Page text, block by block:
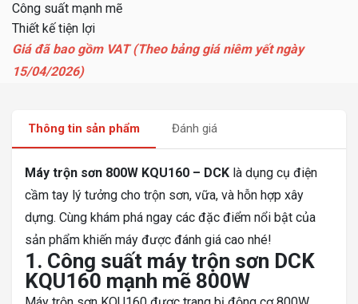
Công suất mạnh mẽ
Thiết kế tiện lợi
Giá đã bao gồm VAT (Theo bảng giá niêm yết ngày
15/04/2026)
Thông tin sản phẩm Đánh giá
Máy trộn sơn 800W KQU160 – DCK là dụng cụ điện
cầm tay lý tưởng cho trộn sơn, vữa, và hỗn hợp xây
dựng. Cùng khám phá ngay các đặc điểm nổi bật của
sản phẩm khiến máy được đánh giá cao nhé!
1. Công suất máy trộn sơn DCK
KQU160 mạnh mẽ 800W